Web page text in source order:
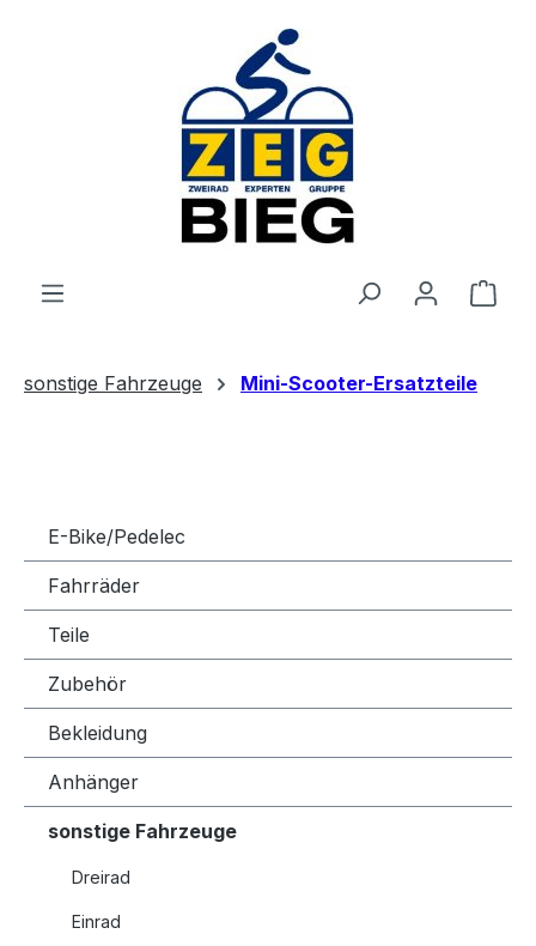
sonstige Fahrzeuge Mini-Scooter-Ersatzteile
E-Bike/Pedelec
Fahrräder
Teile
Zubehör
Bekleidung
Anhänger
sonstige Fahrzeuge
Dreirad
Einrad